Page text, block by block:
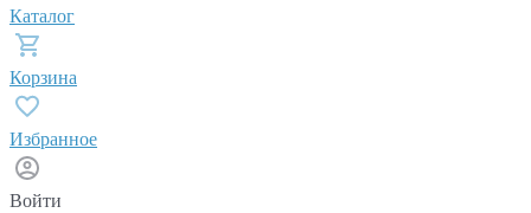
Каталог
Корзина
Избранное
Войти